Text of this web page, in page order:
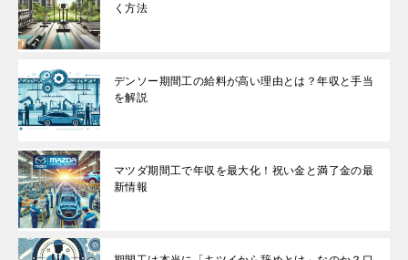
く方法
デンソー期間工の給料が高い理由とは？年収と手当
を解説
マツダ期間工で年収を最大化！祝い金と満了金の最
新情報